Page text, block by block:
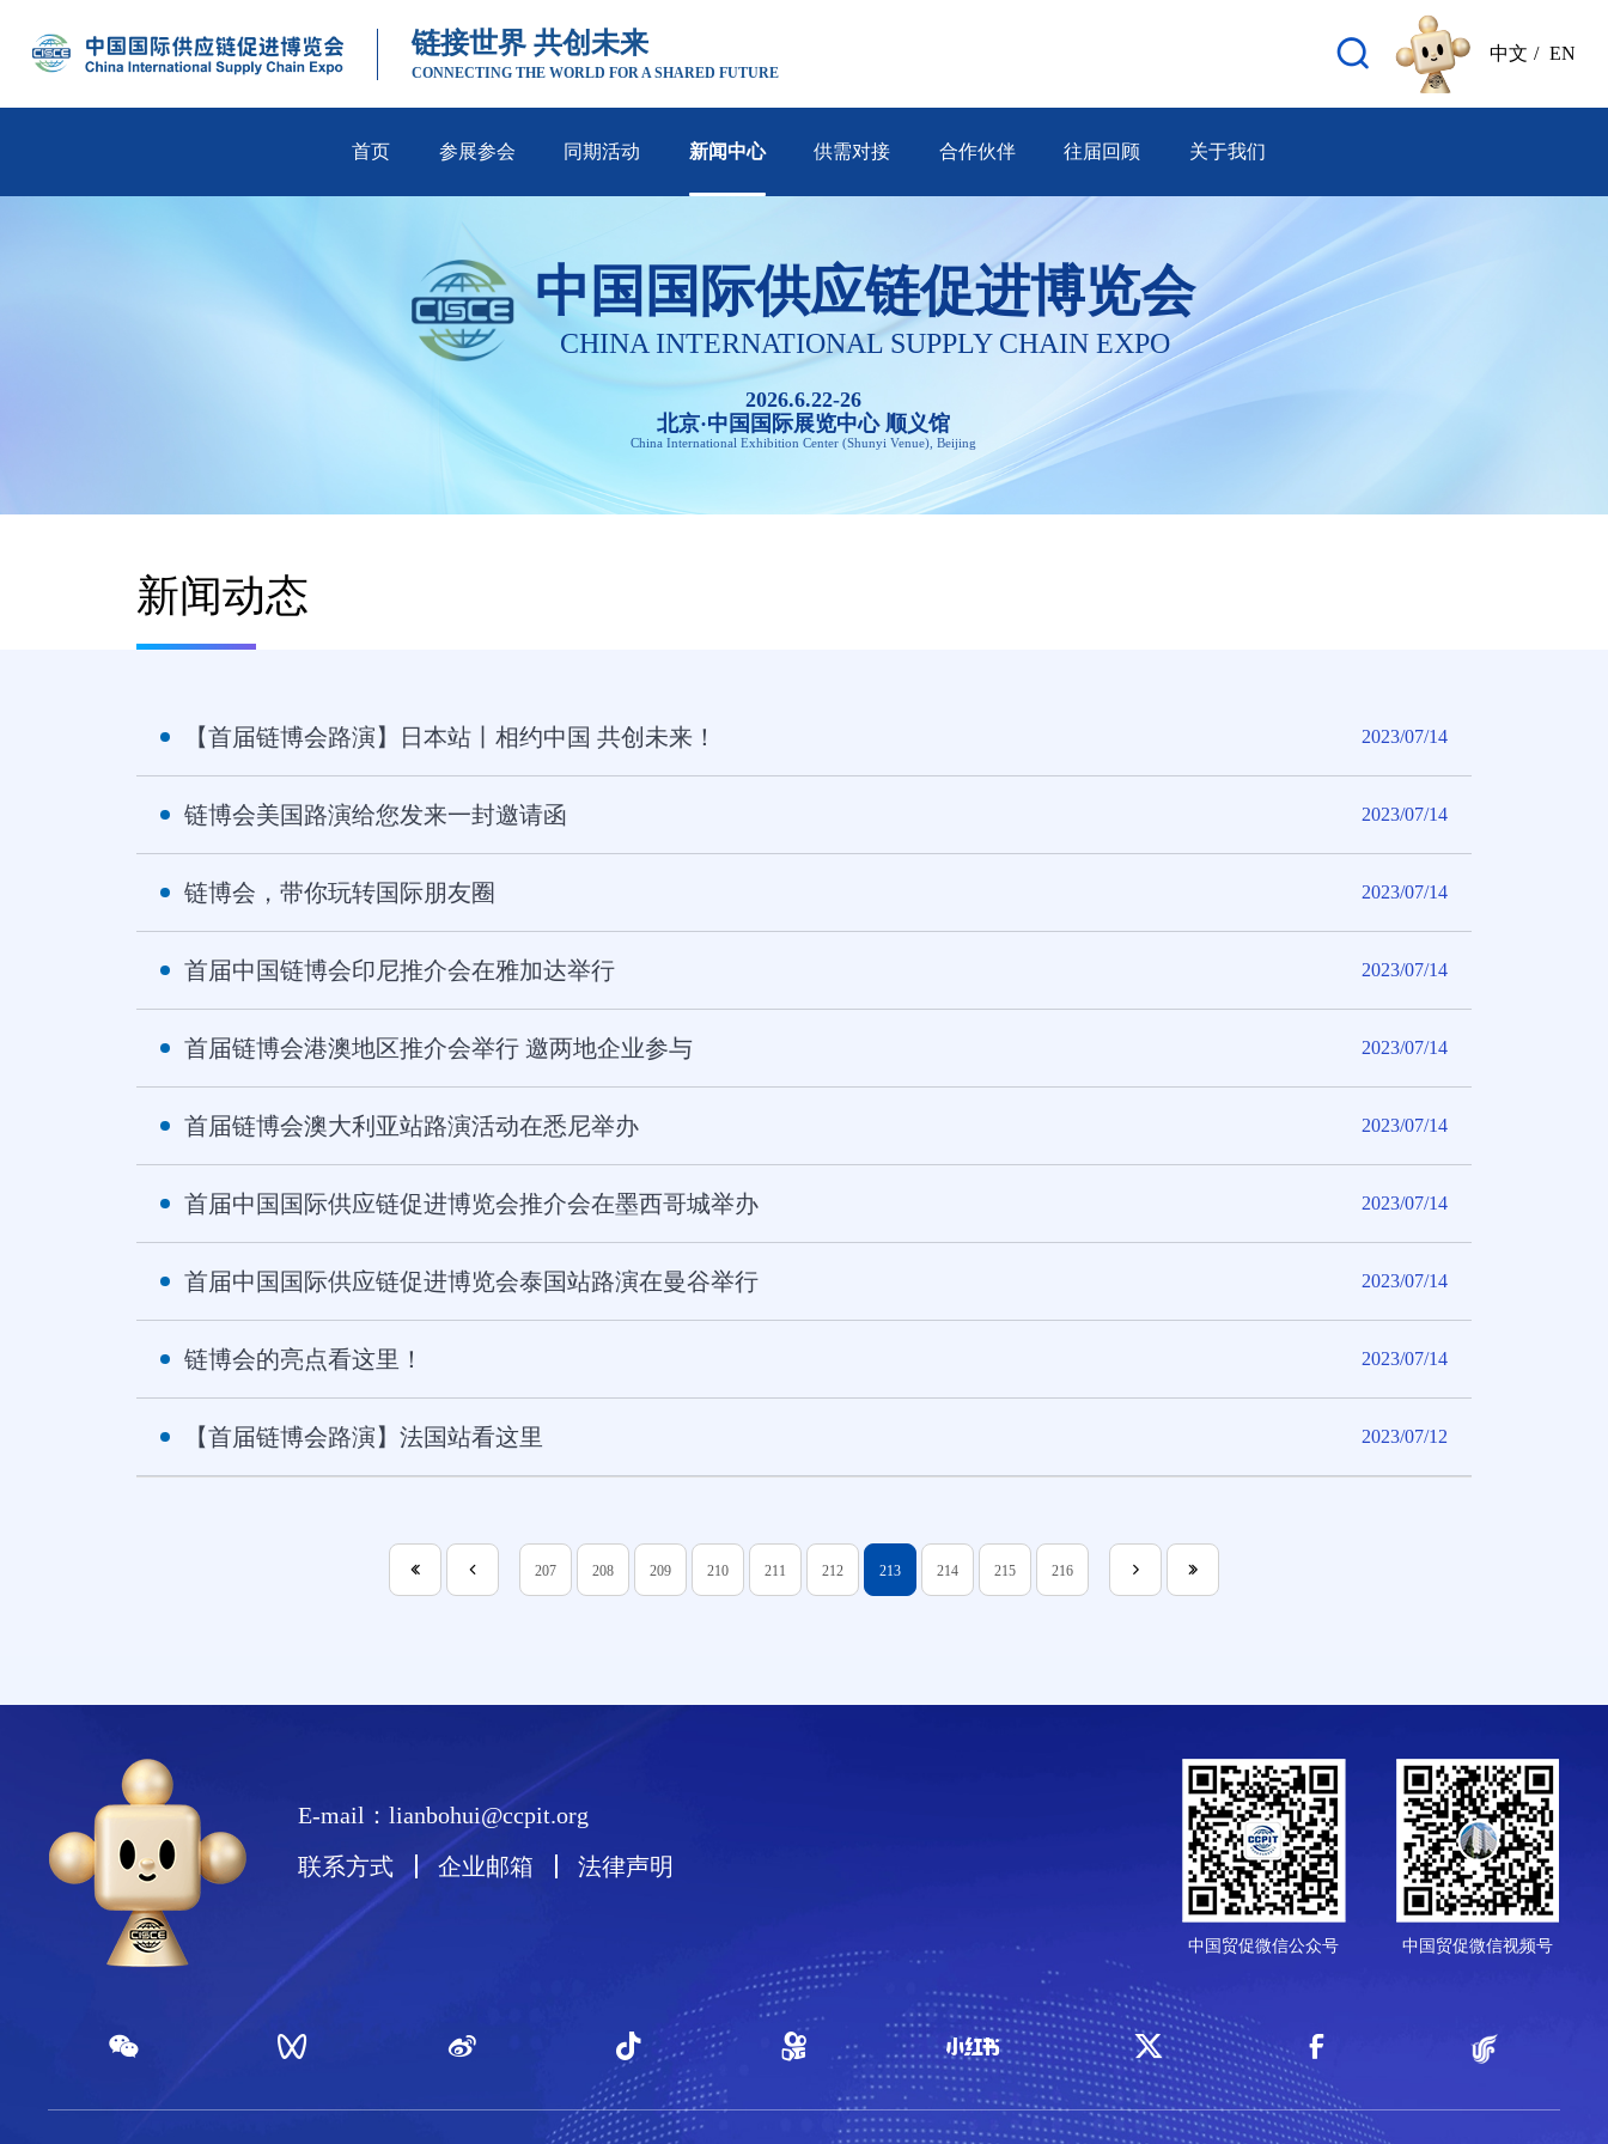
链接世界 共创未来
CONNECTING THE WORLD FOR A SHARED FUTURE
中文 / EN
首页 参展参会 同期活动 新闻中心 供需对接 合作伙伴 往届回顾 关于我们
中国国际供应链促进博览会
CHINA INTERNATIONAL SUPPLY CHAIN EXPO
2026.6.22-26
北京·中国国际展览中心 顺义馆
China International Exhibition Center (Shunyi Venue), Beijing
新闻动态
【首届链博会路演】日本站丨相约中国 共创未来！ 2023/07/14
链博会美国路演给您发来一封邀请函 2023/07/14
链博会，带你玩转国际朋友圈 2023/07/14
首届中国链博会印尼推介会在雅加达举行 2023/07/14
首届链博会港澳地区推介会举行 邀两地企业参与 2023/07/14
首届链博会澳大利亚站路演活动在悉尼举办 2023/07/14
首届中国国际供应链促进博览会推介会在墨西哥城举办 2023/07/14
首届中国国际供应链促进博览会泰国站路演在曼谷举行 2023/07/14
链博会的亮点看这里！ 2023/07/14
【首届链博会路演】法国站看这里 2023/07/12
207 208 209 210 211 212 213 214 215 216
E-mail：lianbohui@ccpit.org
联系方式
企业邮箱 法律声明
中国贸促微信公众号 中国贸促微信视频号